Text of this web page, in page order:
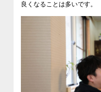
良くなることは多いです。